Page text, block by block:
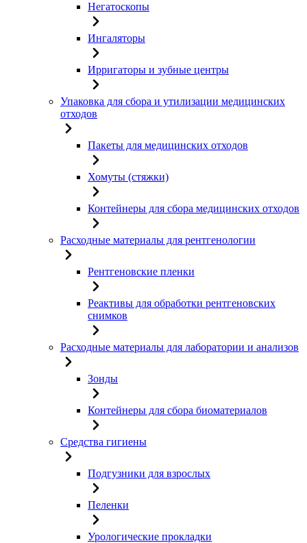
Негатоскопы
Ингаляторы
Ирригаторы и зубные центры
Упаковка для сбора и утилизации медицинских
отходов
Пакеты для медицинских отходов
Хомуты (стяжки)
Контейнеры для сбора медицинских отходов
Расходные материалы для рентгенологии
Рентгеновские пленки
Реактивы для обработки рентгеновских
снимков
Расходные материалы для лаборатории и анализов
Зонды
Контейнеры для сбора биоматериалов
Средства гигиены
Подгузники для взрослых
Пеленки
Урологические прокладки